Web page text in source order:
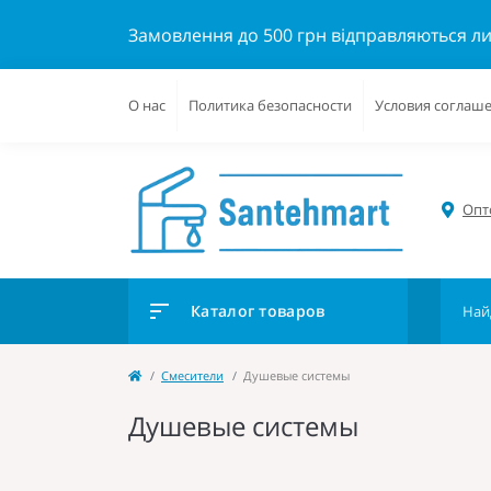
Замовлення до 500 грн відправляються
О нас Политика безопасности Условия
Каталог товаров
Cмесители Душевые системы
Душевые системы